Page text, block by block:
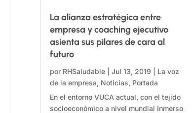
La alianza estratégica entre
empresa y coaching ejecutivo
asienta sus pilares de cara al
futuro
por RHSaludable| Jul 13, 2019
La voz
de la empresa, Noticias, Portada
En el entorno VUCA actual, con el tejido
socioeconómico a nivel mundial inmerso